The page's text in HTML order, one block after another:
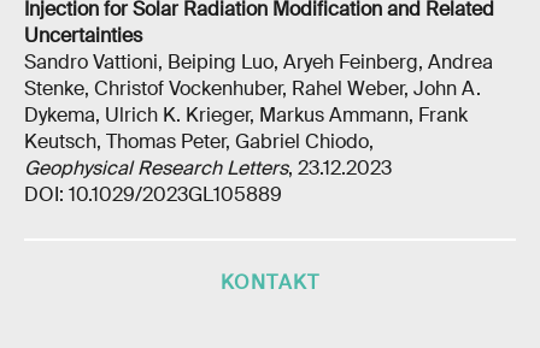
Injection for Solar Radiation Modification and Related
Uncertainties
Sandro Vattioni, Beiping Luo, Aryeh Feinberg, Andrea
Stenke, Christof Vockenhuber, Rahel Weber, John A.
Dykema, Ulrich K. Krieger, Markus Ammann, Frank
Keutsch, Thomas Peter, Gabriel Chiodo,
Geophysical Research Letters, 23.12.2023
DOI: 10.1029/2023GL105889
KONTAKT